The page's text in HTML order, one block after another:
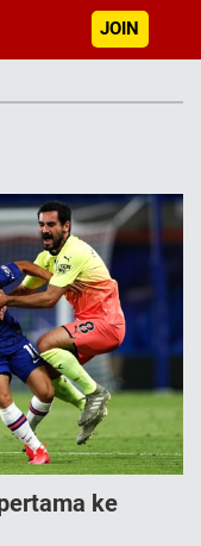
JOIN
ke